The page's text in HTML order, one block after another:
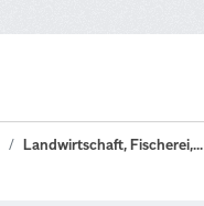
Landwirtschaft, Fischerei,...